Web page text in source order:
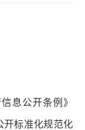
息公开条例》
开标准化规范化